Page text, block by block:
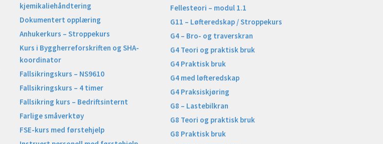
kjemikaliehåndtering
Dokumentert opplæring
Anhukerkurs – Stroppekurs
Kurs i Byggherreforskriften og SHA-
koordinator
Fallsikringskurs – NS9610
Fallsikringskurs – 4 timer
Fallsikring kurs – Bedriftsinternt
Farlige småverktøy
FSE-kurs med førstehjelp
Fellesteori – modul 1.1
G11 – Løfteredskap / Stroppekurs
G4 – Bro- og traverskran
G4 Teori og praktisk bruk
G4 Praktisk bruk
G4 med løfteredskap
G4 Praksiskjøring
G8 – Lastebilkran
G8 Teori og praktisk bruk
G8 Praktisk bruk